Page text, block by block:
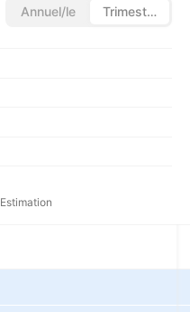
Annuel/le Trimestriel/le
Estimation